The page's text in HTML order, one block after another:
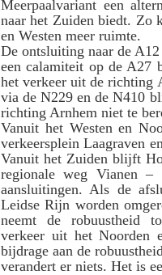
Meerpaalvariant een
naar het Zuiden biedt. Zo
en Westen meer ruimte.
De ontsluiting naar de
een calamiteit op de A27
het verkeer uit de richting
via de N229 en de N410
richting Arnhem niet te
Vanuit het Westen en
verkeersplein Laagraven
Vanuit het Zuiden blijft
regionale weg Vianen –
aansluitingen. Als de
Leidse Rijn worden
neemt de robuustheid
verkeer uit het Noorden
bijdrage aan de
verandert er niets. Het is